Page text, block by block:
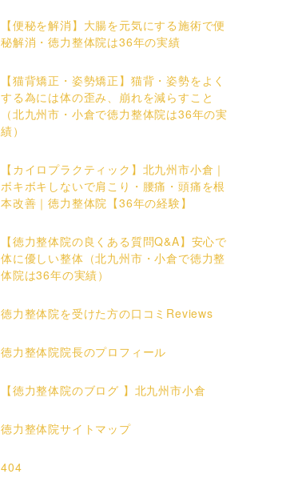
【便秘を解消】大腸を元気にする施術で便
秘解消・徳力整体院は36年の実績
【猫背矯正・姿勢矯正】猫背・姿勢をよく
する為には体の歪み、崩れを減らすこと
（北九州市・小倉で徳力整体院は36年の実
績）
【カイロプラクティック】北九州市小倉｜
ボキボキしないで肩こり・腰痛・頭痛を根
本改善｜徳力整体院【36年の経験】
【徳力整体院の良くある質問Q&A】安心で
体に優しい整体（北九州市・小倉で徳力整
体院は36年の実績）
徳力整体院を受けた方の口コミReviews
徳力整体院院長のプロフィール
【徳力整体院のブログ 】北九州市小倉
徳力整体院サイトマップ
404